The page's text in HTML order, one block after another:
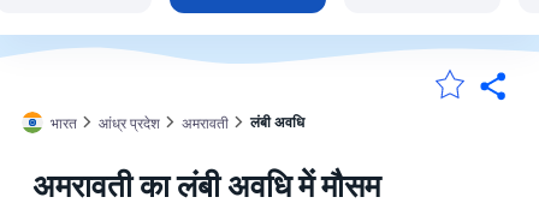
मेंरी लोकेशन
होमभारत आंध्र प्रदेश अमरावती लंबी अवधि
अमरावती का लंबी अवधि में मौसम